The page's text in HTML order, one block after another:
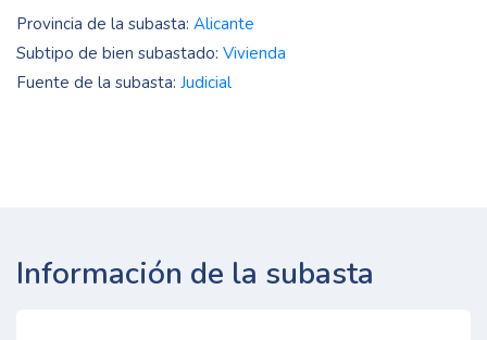
Provincia de la subasta: Alicante
Subtipo de bien subastado: Vivienda
Fuente de la subasta: Judicial
Información de la subasta